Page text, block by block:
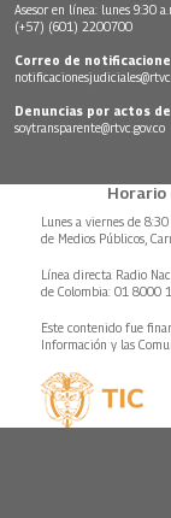
Asesor en línea: lunes 9:30
(+57) (601) 2200700
Correo de
Denuncias por actos
soytransparente@rtvc.gov.co
Horario
Lunes a viernes de
de Medios Públicos,
Línea directa Radio
de Colombia: 01 8000
Este contenido fue
Información y las